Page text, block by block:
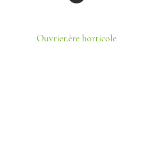
Ouvrier.ère horticole